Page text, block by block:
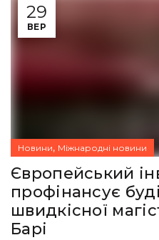
29
ВЕР
Новини, Міжнародні новини
Європейський
профінансує
швидкісної
Барі